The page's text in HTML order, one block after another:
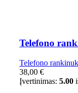
Telefono
Telefono
38,00 €
Įvertinimas: 5.00